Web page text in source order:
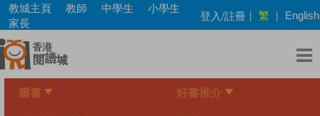
Skip
main
content
教城主頁 教師 中學生
小學生
家長
登入/註冊 | 繁 | English
圖書 好書推介